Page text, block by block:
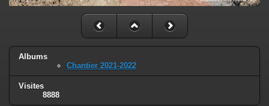
Albums
Chantier 2021-2022
Visites
8888